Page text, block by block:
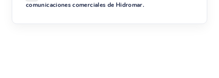
comunicaciones comerciales de Hidromar.